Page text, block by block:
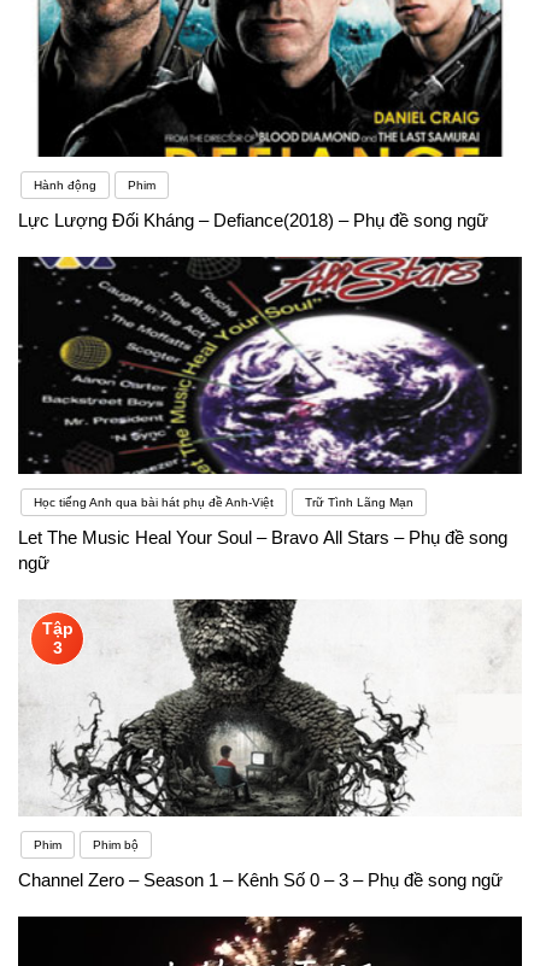
Hành động Phim
Lực Lượng Đối Kháng – Defiance(2018) – Phụ đề song ngữ
Học tiếng Anh qua bài hát phụ đề Anh-Việt Trữ Tình Lãng Mạn
Let The Music Heal Your Soul – Bravo All Stars – Phụ đề song
ngữ
Tập
3
Phim Phim bộ
Channel Zero – Season 1 – Kênh Số 0 – 3 – Phụ đề song ngữ